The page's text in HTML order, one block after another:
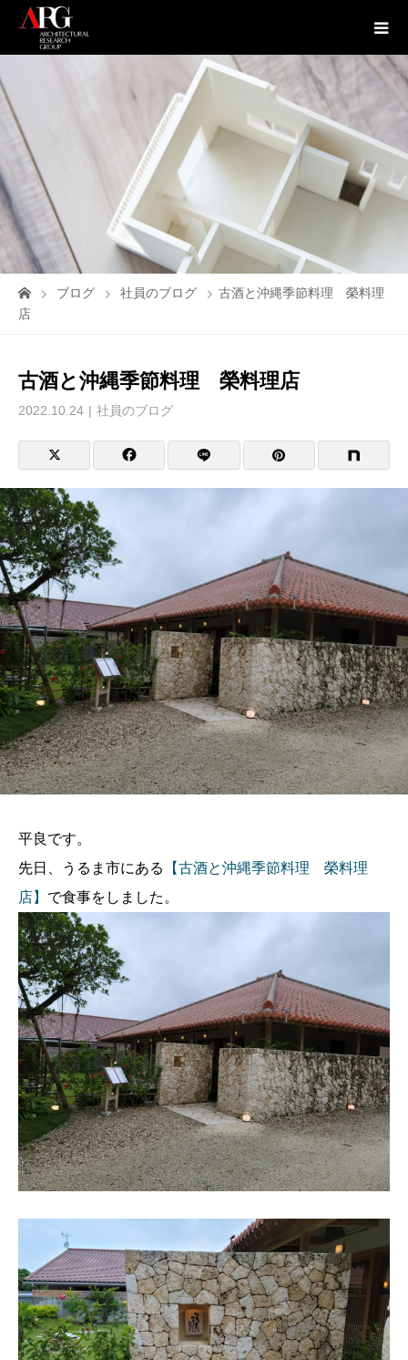
ブログ 社員のブログ
古酒と沖縄季節料理 榮料理
店
古酒と沖縄季節料理 榮料理店
2022.10.24 社員のブログ
平良です。
先日、うるま市にある
【古酒と沖縄季節料理 榮料理
店】 で食事をしました。